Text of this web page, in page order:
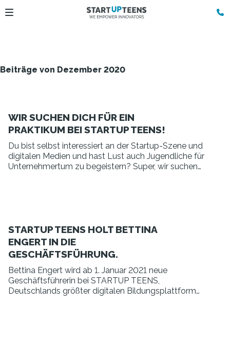
Beiträge von Dezember 2020
WIR SUCHEN DICH FÜR EIN
PRAKTIKUM BEI STARTUP TEENS!
Du bist selbst interessiert an der Startup-Szene und
digitalen Medien und hast Lust auch Jugendliche für
Unternehmertum zu begeistern? Super, wir suchen
STARTUP TEENS HOLT BETTINA
ENGERT IN DIE
GESCHÄFTSFÜHRUNG.
Bettina Engert wird ab 1. Januar 2021 neue
Geschäftsführerin bei STARTUP TEENS,
Deutschlands größter digitalen Bildungsplattform